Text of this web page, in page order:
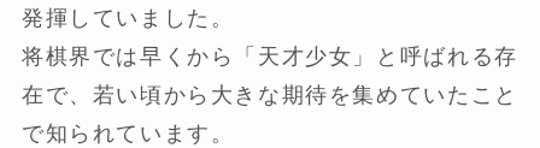
発揮していました。
将棋界では早くから「天才少女」と呼ばれる存
在で、若い頃から大きな期待を集めていたこと
で知られています。